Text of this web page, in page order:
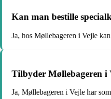
Kan man bestille
Ja, hos Møllebageren i Vejle
Tilbyder Møllebageren i
Ja, Møllebageren i Vejle har